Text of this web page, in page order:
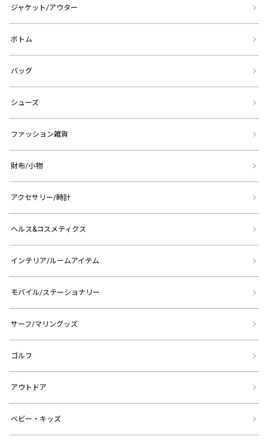
ジャケット/アウター
ボトム
バッグ
シューズ
ファッション雑貨
財布/小物
アクセサリー/時計
ヘルス&コスメティクス
インテリア/ルームアイテム
モバイル/ステーショナリー
サーフ/マリングッズ
ゴルフ
アウトドア
ベビー・キッズ